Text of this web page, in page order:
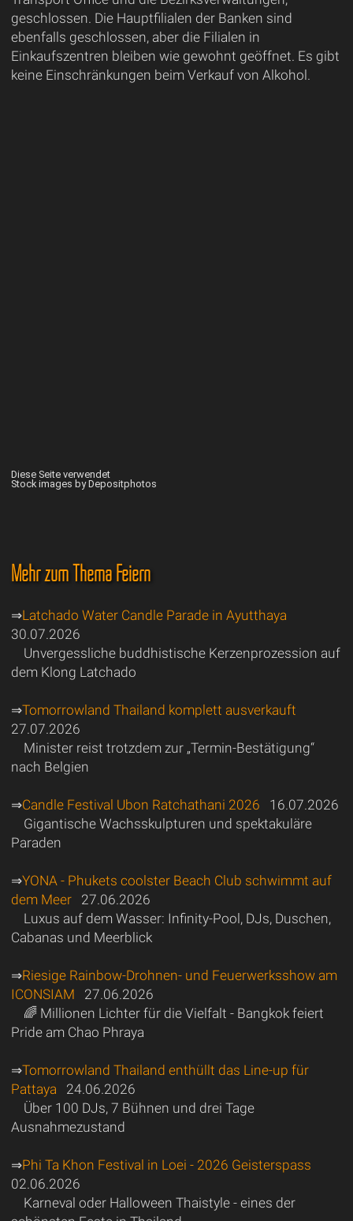
geschlossen. Die Hauptfilialen der Banken sind
ebenfalls geschlossen, aber die Filialen in
Einkaufszentren bleiben wie gewohnt geöffnet. Es gibt
keine Einschränkungen beim Verkauf von Alkohol.
Diese Seite verwendet
Stock images by Depositphotos
Mehr zum Thema Feiern
⇒Latchado Water Candle Parade in Ayutthaya
30.07.2026
Unvergessliche buddhistische Kerzenprozession auf
dem Klong Latchado
⇒Tomorrowland Thailand komplett ausverkauft
27.07.2026
Minister reist trotzdem zur „Termin-Bestätigung“
nach Belgien
⇒Candle Festival Ubon Ratchathani 2026 16.07.2026
Gigantische Wachsskulpturen und spektakuläre
Paraden
⇒YONA - Phukets coolster Beach Club schwimmt auf
dem Meer27.06.2026
Luxus auf dem Wasser: Infinity-Pool, DJs, Duschen,
Cabanas und Meerblick
⇒Riesige Rainbow-Drohnen- und Feuerwerksshow am
ICONSIAM 27.06.2026
🌈 Millionen Lichter für die Vielfalt - Bangkok feiert
Pride am Chao Phraya
⇒Tomorrowland Thailand enthüllt das Line-up für
Pattaya 24.06.2026
Über 100 DJs, 7 Bühnen und drei Tage
Ausnahmezustand
⇒Phi Ta Khon Festival in Loei - 2026 Geisterspass
02.06.2026
Karneval oder Halloween Thaistyle - eines der